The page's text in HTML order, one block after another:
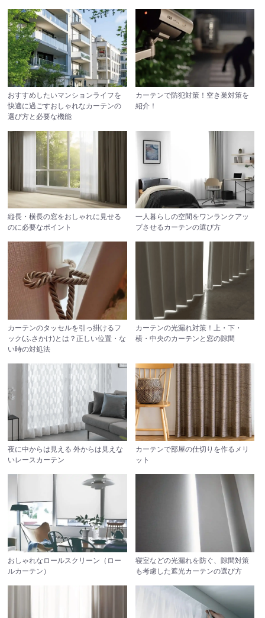
おすすめしたいマンションライフを
快適に過ごすおしゃれなカーテンの
選び方と必要な機能
カーテンで防犯対策！空き巣対策を
紹介！
縦長・横長の窓をおしゃれに見せる
のに必要なポイント
一人暮らしの空間をワンランクアッ
プさせるカーテンの選び方
カーテンのタッセルを引っ掛けるフ
ック(ふさかけ)とは？正しい位置・な
い時の対処法
カーテンの光漏れ対策！上・下・
横・中央のカーテンと窓の隙間
夜に中からは見える 外からは見えな
いレースカーテン
カーテンで部屋の仕切りを作るメリ
ット
おしゃれなロールスクリーン（ロー
ルカーテン）
寝室などの光漏れを防ぐ、隙間対策
も考慮した遮光カーテンの選び方